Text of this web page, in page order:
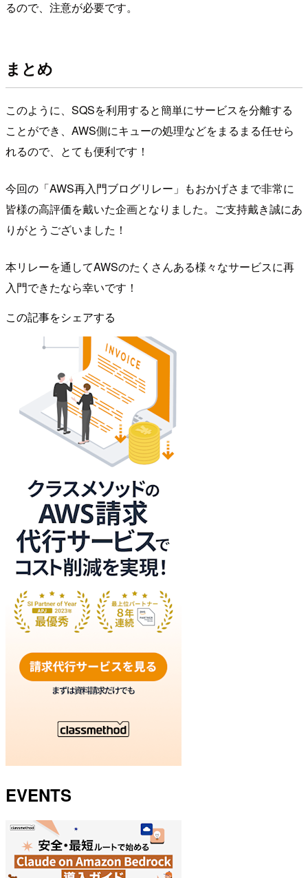
るので、注意が必要です。
まとめ
このように、SQSを利用すると簡単にサービスを分離する
ことができ、AWS側にキューの処理などをまるまる任せら
れるので、とても便利です！
今回の「AWS再入門ブログリレー」もおかげさまで非常に
皆様の高評価を戴いた企画となりました。ご支持戴き誠にあ
りがとうございました！
本リレーを通してAWSのたくさんある様々なサービスに再
入門できたなら幸いです！
この記事をシェアする
EVENTS